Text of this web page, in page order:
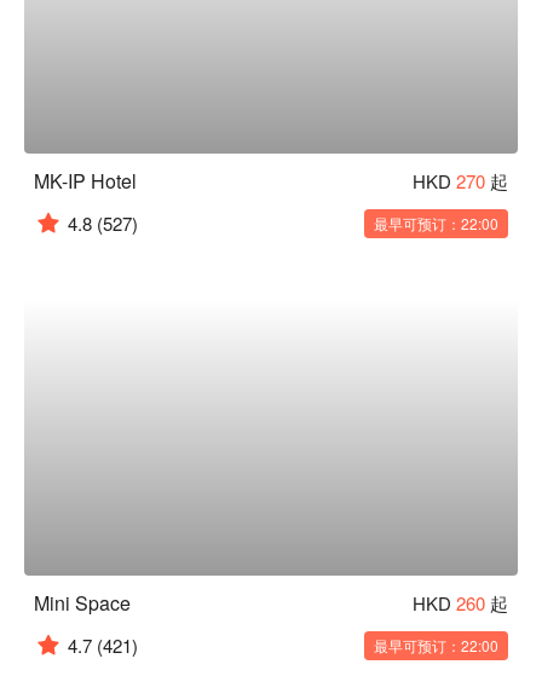
MK-IP Hotel HKD 270 起
4.8 (527) 最早可预订：22:00
Mini Space HKD 260 起
4.7 (421) 最早可预订：22:00